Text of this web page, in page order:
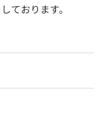
ております。